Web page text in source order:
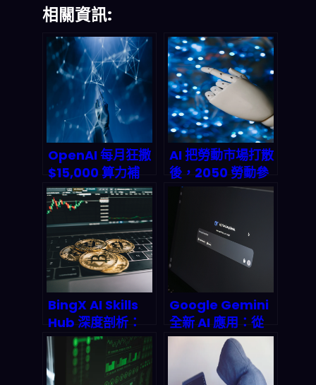
相關資訊:
OpenAI 每月狂撒
$15,000 算力補
貼：研究員如何搶
搭這班 AI 研究特
快車？
AI 把勞動市場打散
後，2050 勞動參
與率真的會掉？你
該先準備哪些技能
與風險
BingX AI Skills
Hub 深度剖析：
2026 年加密貨幣
交易的全智能化解
決方案
Google Gemini
全新 AI 應用：從
即時問答到編程創
意的未來藍圖